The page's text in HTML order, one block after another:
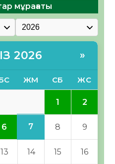
мұрағаты
2026 »
ЖМ СБ ЖС
1 2
6 7 8 9
13 14 15 16